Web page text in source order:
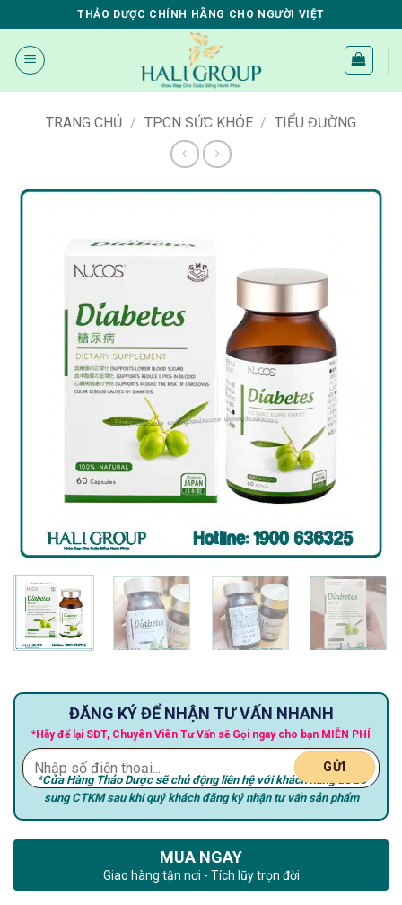
qua
nội
dung
THẢO DƯỢC CHÍNH HÃNG CHO NGƯỜI VIỆT
TRANG CHỦ / TPCN SỨC KHỎE / TIỂU ĐƯỜNG
ĐĂNG KÝ ĐỂ NHẬN TƯ VẤN NHANH
*Hãy để lại SĐT, Chuyên Viên Tư Vấn sẽ Gọi ngay cho bạn MIỄN PHÍ
*Cửa Hàng Thảo Dược sẽ chủ động liên hệ với khách hàng để bổ
sung CTKM sau khi quý khách đăng ký nhận tư vấn sản phẩm
MUA NGAY
Giao hàng tận nơi - Tích lũy trọn đời